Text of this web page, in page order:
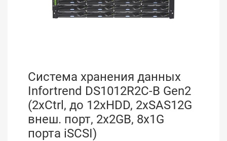
Система хранения данных
Infortrend DS1012R2C-B Gen2
(2xCtrl, до 12xHDD, 2xSAS12G
внеш. порт, 2x2GB, 8x1G
порта iSCSI)